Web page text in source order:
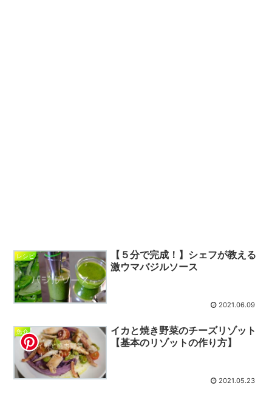
レシピ
【５分で完成！】シェフが教える
激ウマバジルソース
2021.06.09
魚介
イカと焼き野菜のチーズリゾット
【基本のリゾットの作り方】
2021.05.23